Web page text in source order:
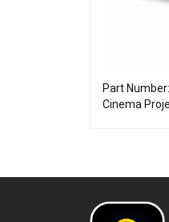
Part
Cinema